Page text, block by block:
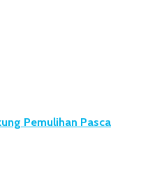
Pemulihan Pasca